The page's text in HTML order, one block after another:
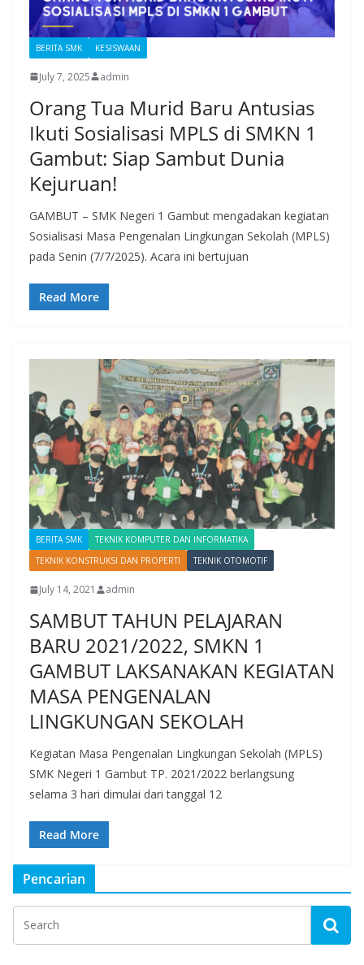
BERITA SMK KESISWAAN
July 7, 2025 admin
Orang Tua Murid Baru Antusias
Ikuti Sosialisasi MPLS di SMKN 1
Gambut: Siap Sambut Dunia
Kejuruan!
GAMBUT – SMK Negeri 1 Gambut mengadakan kegiatan
Sosialisasi Masa Pengenalan Lingkungan Sekolah (MPLS)
pada Senin (7/7/2025). Acara ini bertujuan
Read More
BERITA SMK
TEKNIK KOMPUTER DAN INFORMATIKA
TEKNIK KONSTRUKSI DAN PROPERTI
TEKNIK OTOMOTIF
July 14, 2021 admin
SAMBUT TAHUN PELAJARAN
BARU 2021/2022, SMKN 1
GAMBUT LAKSANAKAN KEGIATAN
MASA PENGENALAN
LINGKUNGAN SEKOLAH
Kegiatan Masa Pengenalan Lingkungan Sekolah (MPLS)
SMK Negeri 1 Gambut TP. 2021/2022 berlangsung
selama 3 hari dimulai dari tanggal 12
Read More
Pencarian